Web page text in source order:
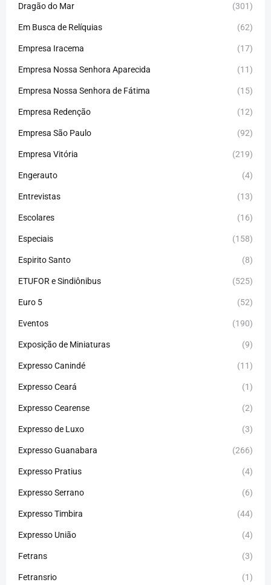
Dragão do Mar (301)
Em Busca de Relíquias (62)
Empresa Iracema (17)
Empresa Nossa Senhora Aparecida (11)
Empresa Nossa Senhora de Fátima (15)
Empresa Redenção (12)
Empresa São Paulo (92)
Empresa Vitória (219)
Engerauto (4)
Entrevistas (13)
Escolares (16)
Especiais (158)
Espirito Santo (8)
ETUFOR e Sindiônibus (525)
Euro 5 (52)
Eventos (190)
Exposição de Miniaturas (9)
Expresso Canindé (11)
Expresso Ceará (1)
Expresso Cearense (2)
Expresso de Luxo (3)
Expresso Guanabara (266)
Expresso Pratius (4)
Expresso Serrano (6)
Expresso Timbira (44)
Expresso União (4)
Fetrans (3)
Fetransrio (1)